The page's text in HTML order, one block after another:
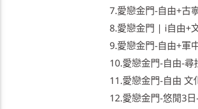
7.愛戀金門-自由+古
8.愛戀金門 | i自由+
9.愛戀金門-自由+軍
10.愛戀金門-自由-尋
11.愛戀金門-自由 文
12.愛戀金門-悠閒3